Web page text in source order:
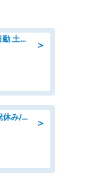
＞
事務/PC・データ入力/営業事務 日勤 土日休み 船舶用のエンジンを扱う会社 総合事務
＞
9時～17時の勤務/社保完備/土日祝休み/人物重視の選考/マイカー通勤OK